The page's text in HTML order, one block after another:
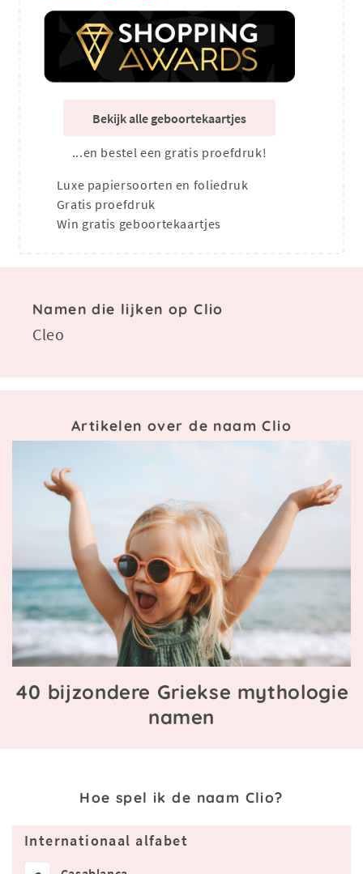
Bekijk alle geboortekaartjes
...en bestel een gratis proefdruk!
Luxe papiersoorten en foliedruk
Gratis proefdruk
Win gratis geboortekaartjes
Namen die lijken op Clio
Cleo
Artikelen over de naam Clio
40 bijzondere Griekse mythologie
namen
Hoe spel ik de naam Clio?
Internationaal alfabet